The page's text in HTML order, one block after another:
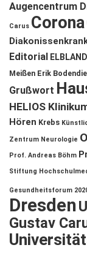
Augencentrum
Carus Corona
Editorial
Meißen Erik
Grußwort
HELIOS
Hören Krebs
Zentrum Neurologie
Prof. Andreas Böhm
Stiftung
Gesundheitsforum
Dresden
Gustav